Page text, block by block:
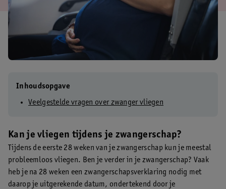
Inhoudsopgave
Veelgestelde vragen over zwanger vliegen
Kan je vliegen tijdens je zwangerschap?
Tijdens de eerste 28 weken van je zwangerschap kun je meestal
probleemloos vliegen. Ben je verder in je zwangerschap? Vaak
heb je na 28 weken een zwangerschapsverklaring nodig met
daarop je uitgerekende datum, ondertekend door je